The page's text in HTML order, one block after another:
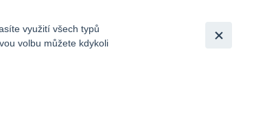
využití všech typů
volbu můžete kdykoli